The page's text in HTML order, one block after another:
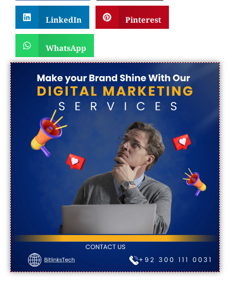
LinkedIn
Pinterest
WhatsApp